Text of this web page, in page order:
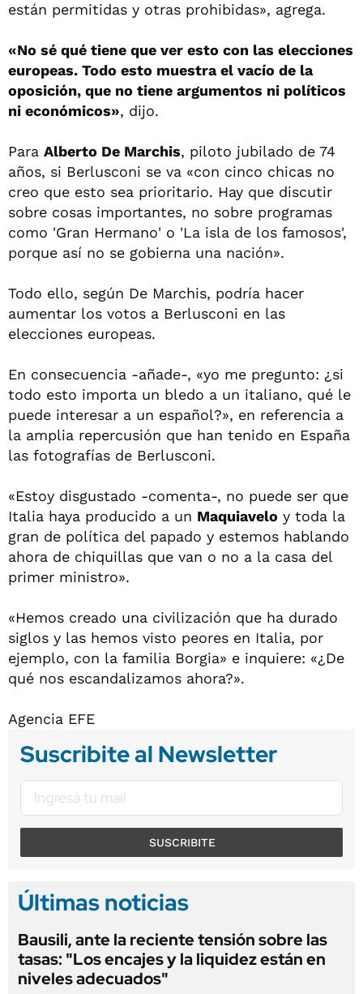
están permitidas y otras prohibidas», agrega.
«No sé qué tiene que ver esto con las elecciones
europeas. Todo esto muestra el vacío de la
oposición, que no tiene argumentos ni políticos
ni económicos», dijo.
Para Alberto De Marchis, piloto jubilado de 74
años, si Berlusconi se va «con cinco chicas no
creo que esto sea prioritario. Hay que discutir
sobre cosas importantes, no sobre programas
como 'Gran Hermano' o 'La isla de los famosos',
porque así no se gobierna una nación».
Todo ello, según De Marchis, podría hacer
aumentar los votos a Berlusconi en las
elecciones europeas.
En consecuencia -añade-, «yo me pregunto: ¿si
todo esto importa un bledo a un italiano, qué le
puede interesar a un español?», en referencia a
la amplia repercusión que han tenido en España
las fotografías de Berlusconi.
«Estoy disgustado -comenta-, no puede ser que
Italia haya producido a un Maquiavelo y toda la
gran de política del papado y estemos hablando
ahora de chiquillas que van o no a la casa del
primer ministro».
«Hemos creado una civilización que ha durado
siglos y las hemos visto peores en Italia, por
ejemplo, con la familia Borgia» e inquiere: «¿De
qué nos escandalizamos ahora?».
Agencia EFE
Suscribite al Newsletter
SUSCRIBITE
Últimas noticias
Bausili, ante la reciente tensión sobre las
tasas: "Los encajes y la liquidez están en
niveles adecuados"